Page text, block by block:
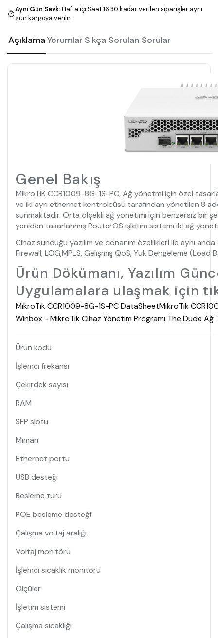
Aynı Gün Sevk:Hafta içi Saat 16:30 kadar verilen siparişler aynı
gün kargoya verilir.
Açıklama Yorumlar Sıkça Sorulan Sorular
Genel Bakış
MikroTiK CCR1009-8G-1S-PC, Ağ yönetmi için özel
ve iki ayrı ethernet kontrolcüsü tarafından yönetilen 8
sunmaktadır. Orta ölçekli ağ yönetimi için benzersiz bir
yeniden tasarlanmış RouterOS işletim sistemi ile ağ
Cihaz sunduğu yazılım ve donanım özellikleri ile aynı
Firewall, LOG,MPLS, Gelişmiş QoS, Yük Dengeleme (Load
Ürün Dökümanı, Yazılım
Uygulamalara ulaşmak için
MikroTik CCR1009-8G-1S-PC DataSheetMikroTik
Winbox - MikroTik Cihaz Yönetim Programı The Dude Ağ
Ürün kodu
İşlemci frekansı
Çekirdek sayısı
RAM
SFP slotu
Mimari
Ethernet portu
USB desteği
Besleme türü
POE besleme desteği
Çalışma voltaj aralığı
Voltaj monitörü
İşlemci sıcaklık monitörü
Ölçüler
İşletim sistemi
Çalışma sıcaklığı